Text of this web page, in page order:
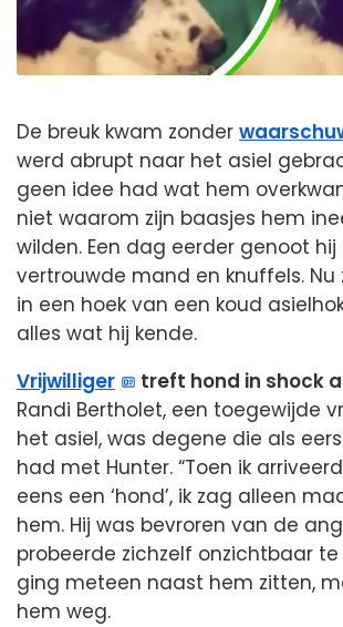
De breuk kwam zonder
werd abrupt naar het asiel
geen idee had wat hem
niet waarom zijn baasjes hem
wilden. Een dag eerder genoot hij
vertrouwde mand en knuffels. Nu
in een hoek van een koud
alles wat hij kende.
Vrijwilliger
treft hond in shock
Randi Bertholet, een toegewijde
het asiel, was degene die als
had met Hunter. “Toen ik
eens een ‘hond’, ik zag alleen
hem. Hij was bevroren van de
probeerde zichzelf onzichtbaar te
ging meteen naast hem zitten,
hem weg.